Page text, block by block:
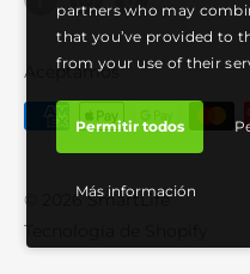
Aceptamos
© 2026 SmartLife
Tecnología de Shopify
partners who may
that you’ve provided to
from your use of their
Permitir todos
Más información